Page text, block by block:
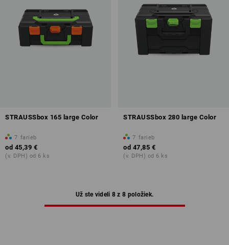
STRAUSSbox 165 large Color
7 farieb
od 45,39 €
(v. DPH) od 6 ks
STRAUSSbox 280 large Color
7 farieb
od 47,85 €
(v. DPH) od 6 ks
Už ste videli 8 z 8 položiek.